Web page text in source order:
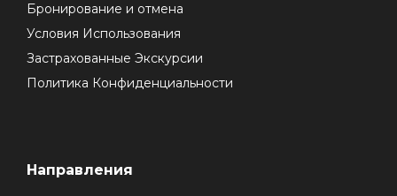
Бронирование и отмена
Условия Использования
Застрахованные Экскурсии
Политика Конфиденциальности
Направления